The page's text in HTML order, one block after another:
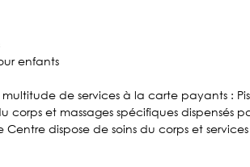
enfants
de services à la carte payants :
et massages spécifiques dispensés
dispose de soins du corps et services